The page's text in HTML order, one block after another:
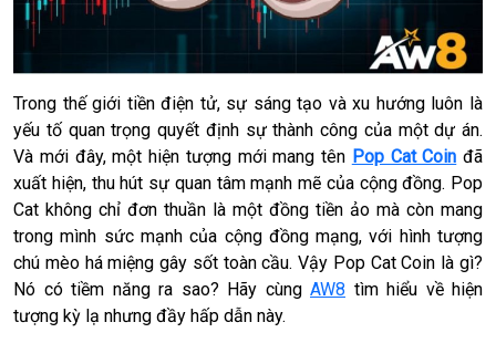
Trong thế giới tiền điện tử, sự sáng tạo và xu hướng luôn là
yếu tố quan trọng quyết định sự thành công của một dự án.
Và mới đây, một hiện tượng mới mang tên Pop Cat Coin đã
xuất hiện, thu hút sự quan tâm mạnh mẽ của cộng đồng. Pop
Cat không chỉ đơn thuần là một đồng tiền ảo mà còn mang
trong mình sức mạnh của cộng đồng mạng, với hình tượng
chú mèo há miệng gây sốt toàn cầu. Vậy Pop Cat Coin là gì?
Nó có tiềm năng ra sao? Hãy cùng AW8 tìm hiểu về hiện
tượng kỳ lạ nhưng đầy hấp dẫn này.